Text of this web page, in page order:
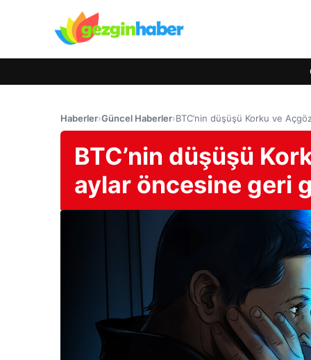
Haberler›Güncel Haberler›BTC’nin düşüşü Korku ve
BTC’nin düşüşü
aylar öncesine geri